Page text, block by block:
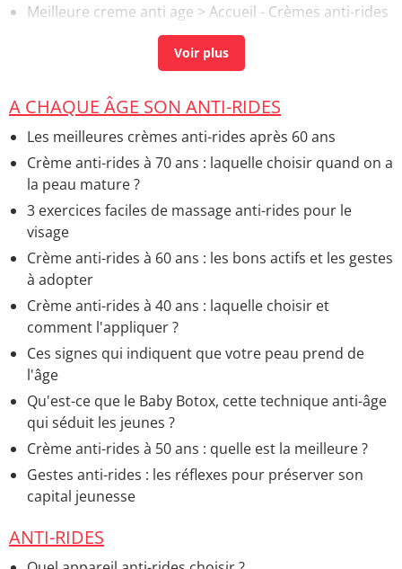
Meilleure creme anti age > Accueil - Crèmes anti-rides
Sérum anti-rides : comment bien le choisir et
> Accueil - Crèmes anti-rides
Creme anti age 30 ans> Accueil - A chaque âge son
anti-rides
A CHAQUE ÂGE SON ANTI-RIDES
Les meilleures crèmes anti-rides après 60 ans
Crème anti-rides à 70 ans : laquelle choisir quand on a
la peau mature ?
3 exercices faciles de massage anti-rides pour le
visage
Crème anti-rides à 60 ans : les bons actifs et les gestes
à adopter
Crème anti-rides à 40 ans : laquelle choisir et
comment l'appliquer ?
Ces signes qui indiquent que votre peau prend de
l'âge
Qu'est-ce que le Baby Botox, cette technique anti-âge
qui séduit les jeunes ?
Crème anti-rides à 50 ans : quelle est la meilleure ?
Gestes anti-rides : les réflexes pour préserver son
capital jeunesse
ANTI-RIDES